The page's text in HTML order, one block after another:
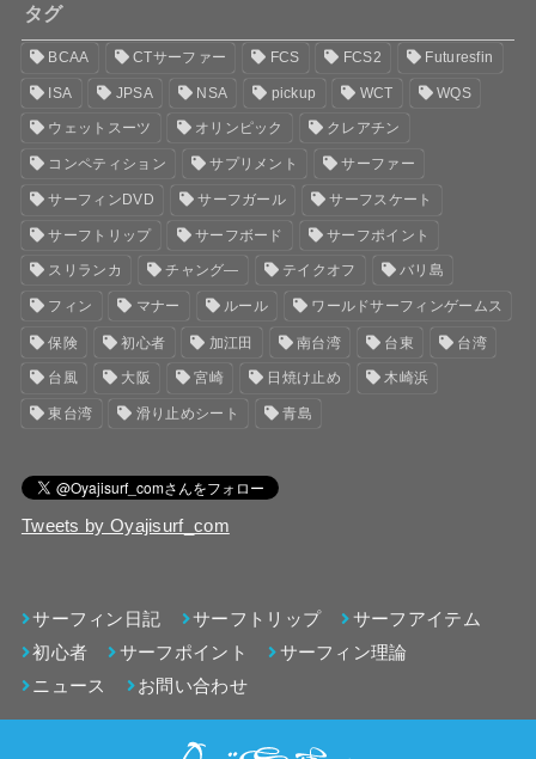
タグ
BCAA CTサーファー FCS FCS2 Futuresfin
ISA JPSA NSA pickup WCT WQS
ウェットスーツ オリンピック クレアチン
コンペティション サプリメント サーファー
サーフィンDVD サーフガール サーフスケート
サーフトリップ サーフボード サーフポイント
スリランカ チャング― テイクオフ バリ島
フィン マナー ルール ワールドサーフィンゲームス
保険 初心者 加江田 南台湾 台東 台湾
台風 大阪 宮崎 日焼け止め 木崎浜
東台湾 滑り止めシート 青島
Tweets by Oyajisurf_com
サーフィン日記 サーフトリップ
サーフアイテム
初心者
サーフポイント
サーフィン理論
ニュース
お問い合わせ